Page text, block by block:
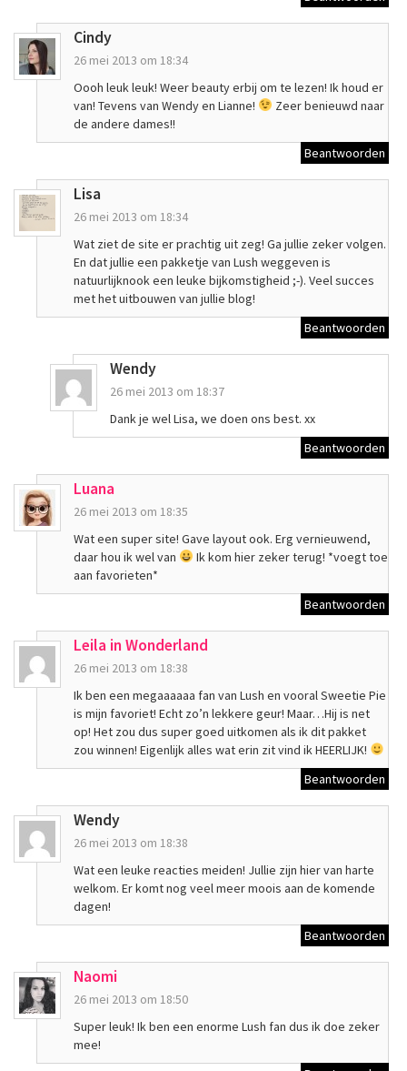
Cindy
26 mei 2013 om 18:34
Oooh leuk leuk! Weer beauty erbij om te lezen! Ik houd er
van! Tevens van Wendy en Lianne!
Zeer benieuwd naar
de andere dames!!
Beantwoorden
Lisa
26 mei 2013 om 18:34
Wat ziet de site er prachtig uit zeg! Ga jullie zeker volgen.
En dat jullie een pakketje van Lush weggeven is
natuurlijknook een leuke bijkomstigheid ;-). Veel succes
met het uitbouwen van jullie blog!
Beantwoorden
Wendy
26 mei 2013 om 18:37
Dank je wel Lisa, we doen ons best. xx
Beantwoorden
Luana
26 mei 2013 om 18:35
Wat een super site! Gave layout ook. Erg vernieuwend,
daar hou ik wel van
Ik kom hier zeker terug! *voegt toe
aan favorieten*
Beantwoorden
Leila in Wonderland
26 mei 2013 om 18:38
Ik ben een megaaaaaa fan van Lush en vooral Sweetie Pie
is mijn favoriet! Echt zo’n lekkere geur! Maar…Hij is net
op! Het zou dus super goed uitkomen als ik dit pakket
zou winnen! Eigenlijk alles wat erin zit vind ik HEERLIJK!
Beantwoorden
Wendy
26 mei 2013 om 18:38
Wat een leuke reacties meiden! Jullie zijn hier van harte
welkom. Er komt nog veel meer moois aan de komende
dagen!
Beantwoorden
Naomi
26 mei 2013 om 18:50
Super leuk! Ik ben een enorme Lush fan dus ik doe zeker
mee!